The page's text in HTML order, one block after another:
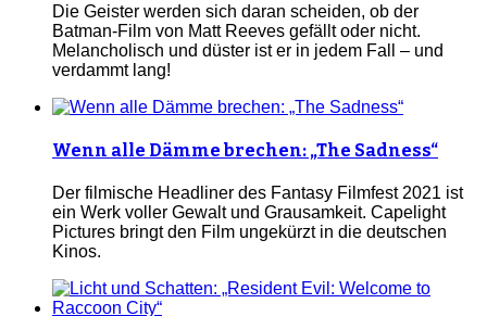
Die Geister werden sich daran scheiden, ob der
Batman-Film von Matt Reeves gefällt oder nicht.
Melancholisch und düster ist er in jedem Fall – und
verdammt lang!
Wenn alle Dämme brechen: „The Sadness“
Der filmische Headliner des Fantasy Filmfest 2021 ist
ein Werk voller Gewalt und Grausamkeit. Capelight
Pictures bringt den Film ungekürzt in die deutschen
Kinos.